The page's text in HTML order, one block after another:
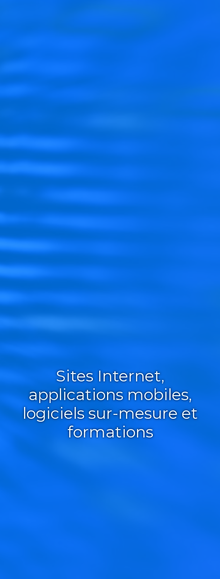
Sites Internet,
applications mobiles,
logiciels sur-mesure et
formations